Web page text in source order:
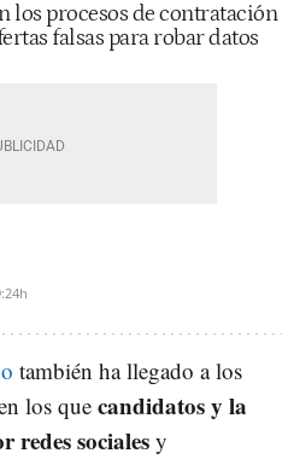
los procesos de contratación
falsas para robar datos
también ha llegado a los
los que candidatos y la
redes sociales y